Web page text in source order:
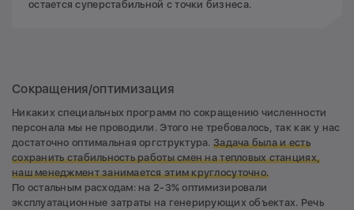
остается суперстабильной с точки бизнеса.
Сокращения/оптимизация
Никаких специальных программ по сокращению численности
персонала мы не проводили. Этого не требовалось, так как у нас
достаточно оптимальная оргструктура. Задача была и есть
сохранить стабильность работы смен на тепловых станциях,
наш менеджмент занимается этим круглосуточно.
По остальным расходам: на 2-3% оптимизировали
эксплуатационные затраты на генерирующих объектах. Речь